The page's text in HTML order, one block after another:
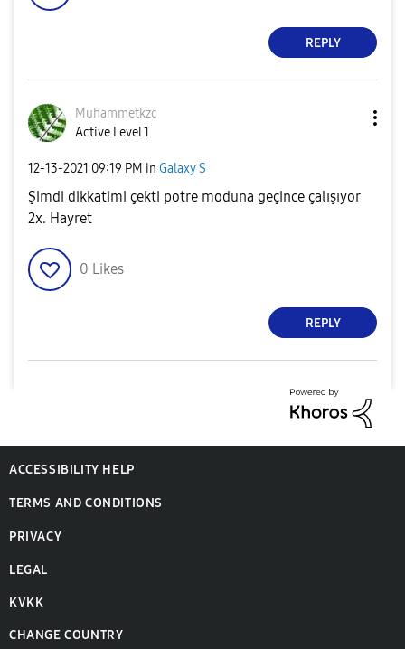
REPLY
Muhammetkzc
Active Level 1
‎12-13-2021 09:19 PM in Galaxy S
Şimdi dikkatimi çekti potre moduna geçince çalışıyor
2x. Hayret
0 Likes
REPLY
ACCESSIBILITY HELP
TERMS AND CONDITIONS
PRIVACY
LEGAL
KVKK
CHANGE COUNTRY